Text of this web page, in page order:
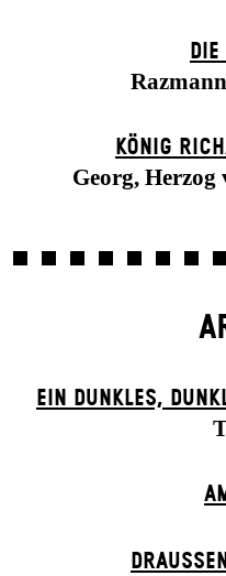
KÖNIG
Georg,
EIN DUNK­LES,